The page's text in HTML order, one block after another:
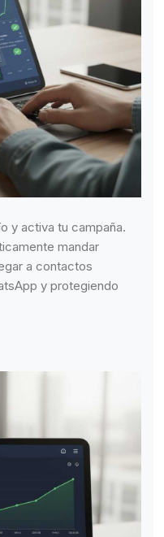
y activa tu campaña.
mandar
a contactos
y protegiendo